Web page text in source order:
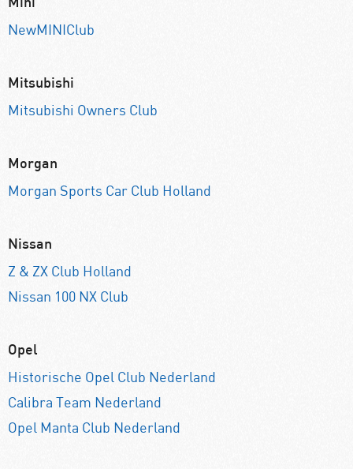
Mini
NewMINIClub
Mitsubishi
Mitsubishi Owners Club
Morgan
Morgan Sports Car Club Holland
Nissan
Z & ZX Club Holland
Nissan 100 NX Club
Opel
Historische Opel Club Nederland
Calibra Team Nederland
Opel Manta Club Nederland